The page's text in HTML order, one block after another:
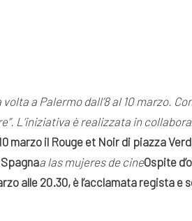
a Palermo dall’8 al 10 marzo.
L’iniziativa è realizzata in
10 marzo il Rouge et Noir di piazza
a las mujeres de cineOspite
alle 20.30, è l’acclamata regista